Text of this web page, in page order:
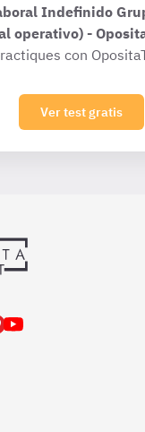
Indefinido
operativo) -
con
Ver test gratis